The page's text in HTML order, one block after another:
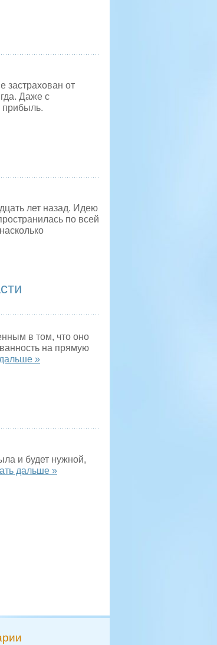
застрахован от
Даже с
прибыль.
лет назад. Идею
по всей
в том, что оно
на прямую
»
и будет нужной,
дальше »